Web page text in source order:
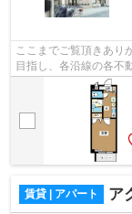
ここまでご覧頂きあり
目指し、各沿線の各不
様へ提供しております
賃貸 | アパート ア